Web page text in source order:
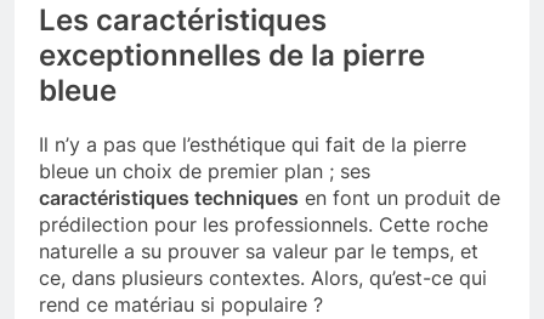
Les caractéristiques
exceptionnelles de la pierre
bleue
Il n’y a pas que l’esthétique qui fait de la pierre
bleue un choix de premier plan ; ses
caractéristiques techniques en font un produit de
prédilection pour les professionnels. Cette roche
naturelle a su prouver sa valeur par le temps, et
ce, dans plusieurs contextes. Alors, qu’est-ce qui
rend ce matériau si populaire ?